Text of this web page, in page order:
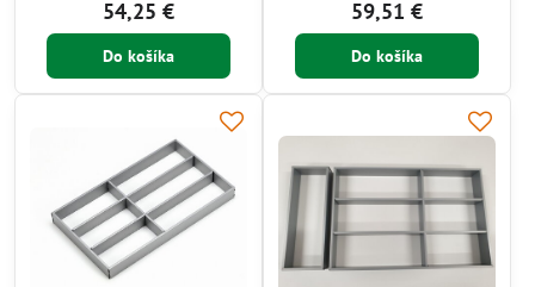
54,25 €
Do košíka
59,51 €
Do košíka